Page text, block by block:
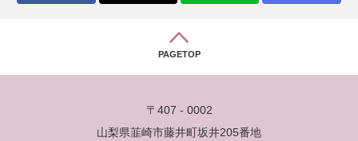
PAGETOP
〒407 - 0002
山梨県韮崎市藤井町坂井205番地